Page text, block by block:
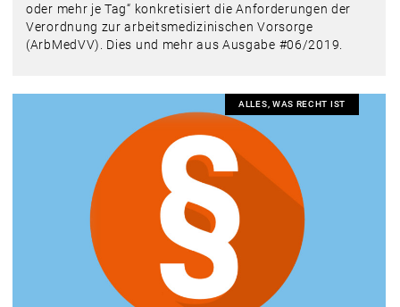
oder mehr je Tag“ konkretisiert die Anforderungen der
Verordnung zur arbeitsmedizinischen Vorsorge
(ArbMedVV). Dies und mehr aus Ausgabe #06/2019.
ALLES, WAS RECHT IST